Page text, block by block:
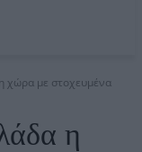
χώρα με στοχευμένα
η